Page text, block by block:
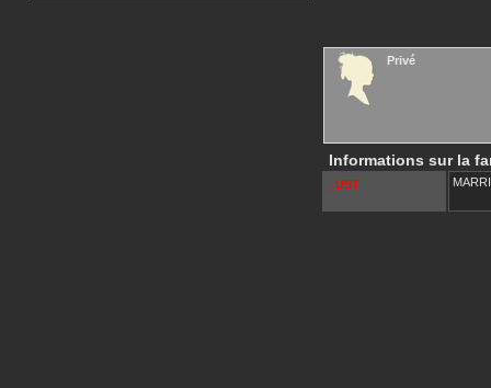
Privé
Informations sur la
_UST